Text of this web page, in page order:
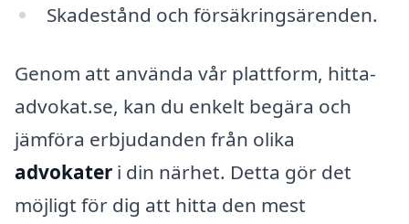
Skadestånd och försäkringsärenden.
Genom att använda vår plattform, hitta-
advokat.se, kan du enkelt begära och
jämföra erbjudanden från olika
advokater i din närhet. Detta gör det
möjligt för dig att hitta den mest